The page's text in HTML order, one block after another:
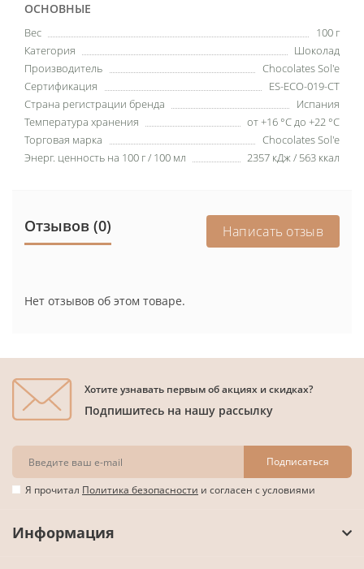
ОСНОВНЫЕ
Вес
100 г
Категория
Шоколад
Производитель
Chocolates Sol'e
Сертификация
ES-ECO-019-CT
Страна регистрации бренда
Испания
Температура хранения
от +16 °C до +22 °C
Торговая марка
Chocolates Sol'e
Энерг. ценность на 100 г / 100 мл
2357 кДж / 563 ккал
Отзывов (0) Написать отзыв
Нет отзывов об этом товаре.
Хотите узнавать первым об акциях и скидках?
Подпишитесь на нашу рассылку
Подписаться
Я прочитал Политика безопасности и согласен с условиями
Информация